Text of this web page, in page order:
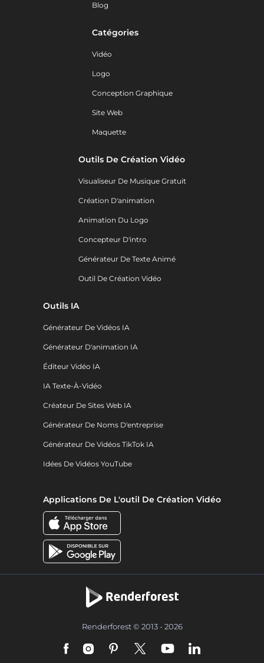
Blog
Catégories
Vidéo
Logo
Conception Graphique
Site Web
Maquette
Outils De Création Vidéo
Visualiseur De Musique Gratuit
Création D'animation
Animation Du Logo
Concepteur D'intro
Générateur De Texte Animé
Outil De Création Vidéo
Outils IA
Générateur De Vidéos IA
Générateur D'animation IA
Éditeur Vidéo IA
IA Texte-À-Vidéo
Créateur De Sites Web IA
Générateur De Noms D'entreprise
Générateur De Vidéos TikTok IA
Idées De Vidéos YouTube
Applications De L'outil De Création Vidéo
Renderforest © 2013 - 2026